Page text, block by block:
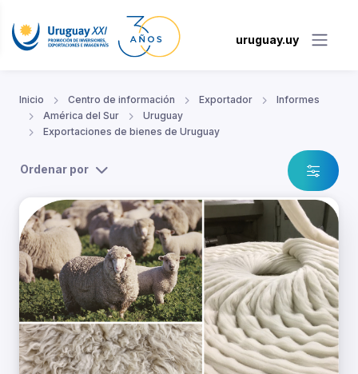
uruguay.uy
Inicio Centro de información Exportador
Informes
América del Sur
Uruguay
Exportaciones de bienes de Uruguay
Ordenar por